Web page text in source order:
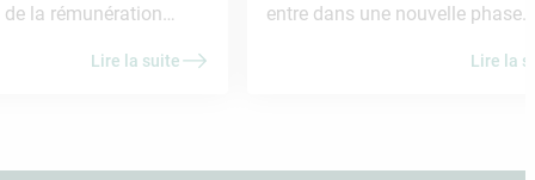
la rémunération
de l’offre, les critères
: recruter sur des
Lire la suite
entre dans une nouvelle phase.
l’intérêt du télétravail, mais ils
missions à réaliser.
Lire la